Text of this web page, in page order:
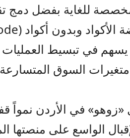
للغاية بفضل دمج
الأكواد وبدون أكواد (Low-Code/No-Code)
يسهم في تبسيط
السوق
«زوهو»
الواسع على منصتها